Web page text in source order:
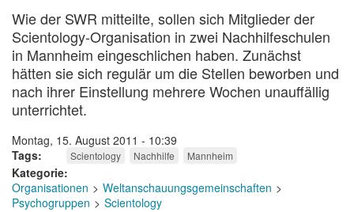
Wie der SWR mitteilte, sollen sich Mitglieder der
Scientology-Organisation in zwei Nachhilfeschulen
in Mannheim eingeschlichen haben. Zunächst
hätten sie sich regulär um die Stellen beworben und
nach ihrer Einstellung mehrere Wochen unauffällig
unterrichtet.
Montag, 15. August 2011 - 10:39
Tags
Scientology Nachhilfe Mannheim
Kategorie
Organisationen
Weltanschauungsgemeinschaften
Psychogruppen
Scientology